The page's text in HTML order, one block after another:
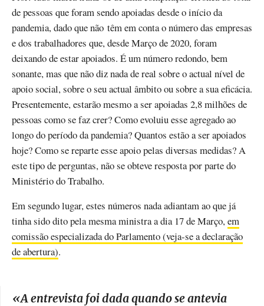
de pessoas que foram sendo apoiadas desde o início da
pandemia, dado que não têm em conta o número das empresas
e dos trabalhadores que, desde Março de 2020, foram
deixando de estar apoiados. É um número redondo, bem
sonante, mas que não diz nada de real sobre o actual nível de
apoio social, sobre o seu actual âmbito ou sobre a sua eficácia.
Presentemente, estarão mesmo a ser apoiadas 2,8 milhões de
pessoas como se faz crer? Como evoluiu esse agregado ao
longo do período da pandemia? Quantos estão a ser apoiados
hoje? Como se reparte esse apoio pelas diversas medidas? A
este tipo de perguntas, não se obteve resposta por parte do
Ministério do Trabalho.
Em segundo lugar, estes números nada adiantam ao que já
tinha sido dito pela mesma ministra a dia 17 de Março,em
comissão especializada do Parlamento (veja-se a declaração
de abertura).
«A entrevista foi dada quando se antevia